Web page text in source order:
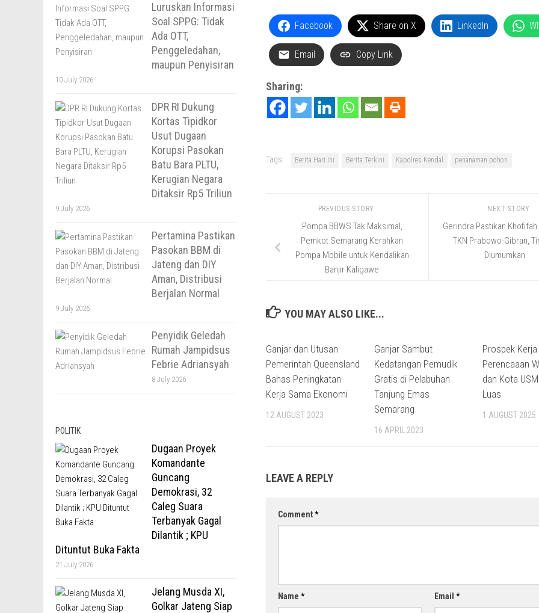
Facebook Share on X LinkedIn
Email Copy Link
Sharing:
Tags: Berita Hari Ini Berita Terkini Kapolres Kendal penanaman pohon
NEXT STORY
Gerindra Pastikan Khofifah
TKN Prabowo-Gibran,
Diumumkan
PREVIOUS STORY
Pompa BBWS Tak Maksimal,
Pemkot Semarang Kerahkan
Pompa Mobile untuk Kendalikan
Banjir Kaligawe
YOU MAY ALSO LIKE...
Ganjar dan Utusan
Pemerintah Queensland
Bahas Peningkatan
Kerja Sama Ekonomi
12 AUGUST 2023
Ganjar Sambut
Kedatangan Pemudik
Gratis di Pelabuhan
Tanjung Emas
Semarang
16 APRIL 2023
Prospek
Perencaaan
dan Kota
Luas
1 AUGUST 2025
LEAVE A REPLY
Comment*
Name * Email *
Luruskan Informasi
Soal SPPG: Tidak
Ada OTT,
Penggeledahan,
maupun Penyisiran
10 July 2026
DPR RI Dukung
Kortas Tipidkor
Usut Dugaan
Korupsi Pasokan
Batu Bara PLTU,
Kerugian Negara
Ditaksir Rp5 Triliun
9 July 2026
Pertamina Pastikan
Pasokan BBM di
Jateng dan DIY
Aman, Distribusi
Berjalan Normal
9 July 2026
Penyidik Geledah
Rumah Jampidsus
Febrie Adriansyah
8 July 2026
POLITIK
Dugaan Proyek
Komandante
Guncang
Demokrasi, 32
Caleg Suara
Terbanyak Gagal
Dilantik ; KPU
Dituntut Buka Fakta
21 July 2026
Jelang Musda XI,
Golkar Jateng Siap